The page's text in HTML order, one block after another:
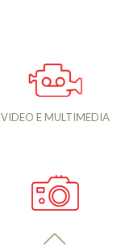
VIDEO E MULTIMEDIA